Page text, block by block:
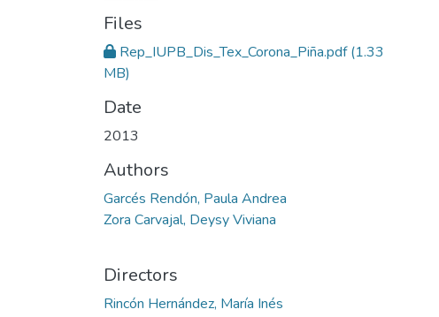
Files
Rep_IUPB_Dis_Tex_Corona_Piña.pdf(1.33
MB)
Date
2013
Authors
Garcés Rendón, Paula Andrea
Zora Carvajal, Deysy Viviana
Directors
Rincón Hernández, María Inés